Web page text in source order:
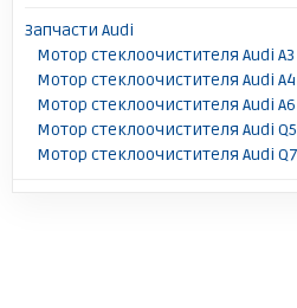
Запчасти Audi
Мотор стеклоочистителя Audi A3
Мотор стеклоочистителя Audi A4
Мотор стеклоочистителя Audi A6
Мотор стеклоочистителя Audi Q5
Мотор стеклоочистителя Audi Q7